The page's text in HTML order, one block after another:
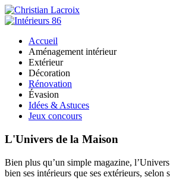
Accueil
Aménagement intérieur
Extérieur
Décoration
Rénovation
Évasion
Idées & Astuces
Jeux concours
L'Univers de la Maison
Bien plus qu’un simple magazine,
bien ses intérieurs que ses extérieurs, selon